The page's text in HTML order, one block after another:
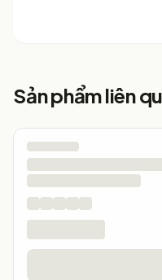
Sản phẩm liên